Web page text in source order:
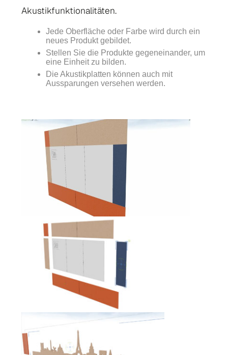
Akustikfunktionalitäten.
Jede Oberfläche oder Farbe wird durch ein
neues Produkt gebildet.
Stellen Sie die Produkte gegeneinander, um
eine Einheit zu bilden.
Die Akustikplatten können auch mit
Aussparungen versehen werden.